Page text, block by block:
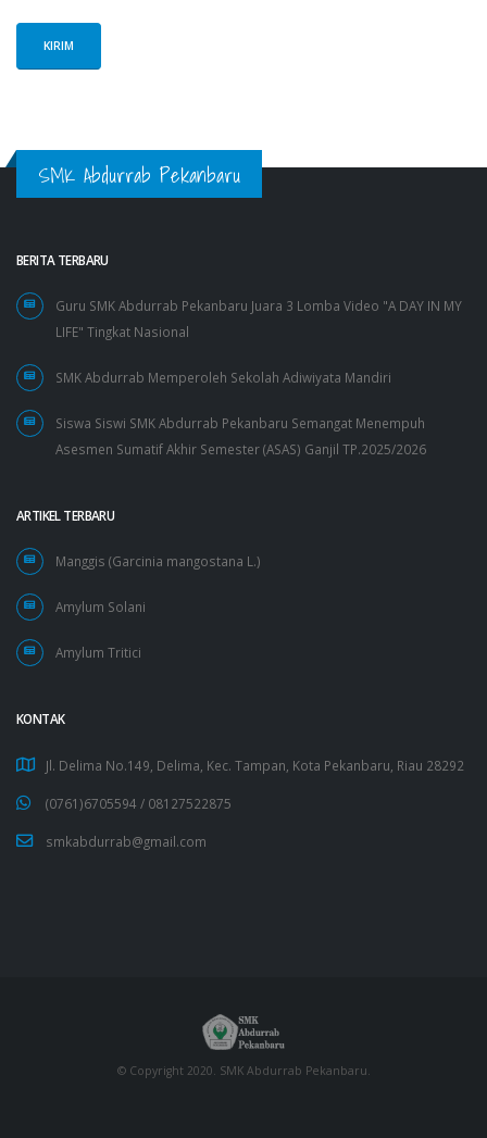
SMK Abdurrab Pekanbaru
BERITA TERBARU
Guru SMK Abdurrab Pekanbaru Juara 3 Lomba Video "A DAY IN MY
LIFE" Tingkat Nasional
SMK Abdurrab Memperoleh Sekolah Adiwiyata Mandiri
Siswa Siswi SMK Abdurrab Pekanbaru Semangat Menempuh
Asesmen Sumatif Akhir Semester (ASAS) Ganjil TP.2025/2026
ARTIKEL TERBARU
Manggis (Garcinia mangostana L.)
Amylum Solani
Amylum Tritici
KONTAK
Jl. Delima No.149, Delima, Kec. Tampan, Kota Pekanbaru, Riau 28292
(0761)6705594 / 08127522875
smkabdurrab@gmail.com
© Copyright 2020. SMK Abdurrab Pekanbaru.